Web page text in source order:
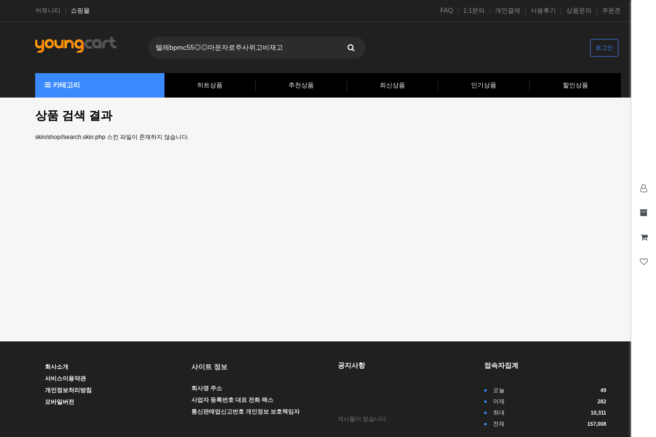
커뮤니티 쇼핑몰 FAQ 1:1문의 개인결제 사용후기 상품문의 쿠폰존
로그인
카테고리 히트상품 추천상품 최신상품 인기상품 할인상품
상품 검색 결과
skin/shop//search.skin.php 스킨 파일이 존재하지 않습니다.
회사소개
서비스이용약관
개인정보처리방침
모바일버전
사이트 정보
회사명 주소
사업자 등록번호 대표 전화 팩스
통신판매업신고번호 개인정보 보호책임자
공지사항
게시물이 없습니다.
접속자집계
오늘 49
어제 282
최대 10,311
전체 157,008